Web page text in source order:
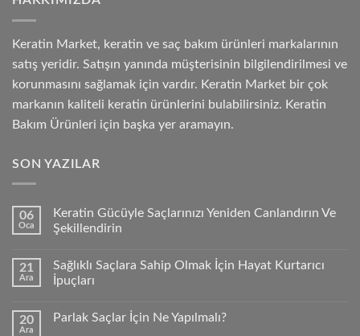
Keratin Market, keratin ve saç bakım ürünleri markalarının
satış yeridir. Satışın yanında müşterisinin bilgilendirilmesi ve
korunmasını sağlamak için vardır. Keratin Market bir çok
markanın kaliteli keratin ürünlerini bulabilirsiniz. Keratin
Bakım Ürünleri için başka yer aramayın.
SON YAZILAR
06
Oca
Keratin Gücüyle Saçlarınızı Yeniden Canlandırın Ve
Şekillendirin
21
Ara
Sağlıklı Saçlara Sahip Olmak İçin Hayat Kurtarıcı
İpuçları
20
Ara
Parlak Saçlar İçin Ne Yapılmalı?